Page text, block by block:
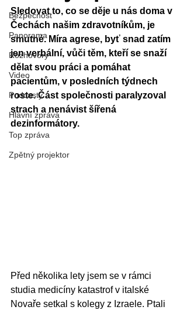
Bezpečnost
Panorama
Rozhovory
Video
Podcasty
Hlavní zpráva
Top zpráva
Zpětný projektor
Sledovat to, co se děje u nás doma v
Čechách našim zdravotníkům, je
smutné. Míra agrese, byť snad zatím
jen verbální, vůči těm, kteří se snaží
dělat svou práci a pomáhat
pacientům, v posledních týdnech
roste. Část společnosti paralyzoval
strach a nenávist šířená
dezinformátory.
Před několika lety jsem se v rámci
studia medicíny katastrof v italské
Novaře setkal s kolegy z Izraele. Ptali